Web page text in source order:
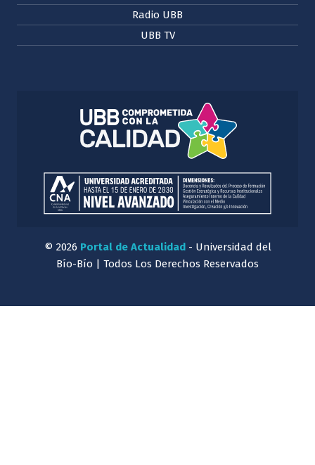
Radio UBB
UBB TV
© 2026 Portal de Actualidad- Universidad del
Bío-Bío | Todos Los Derechos Reservados